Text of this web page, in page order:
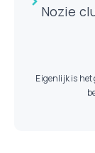
Nozie
Eigenlijk is